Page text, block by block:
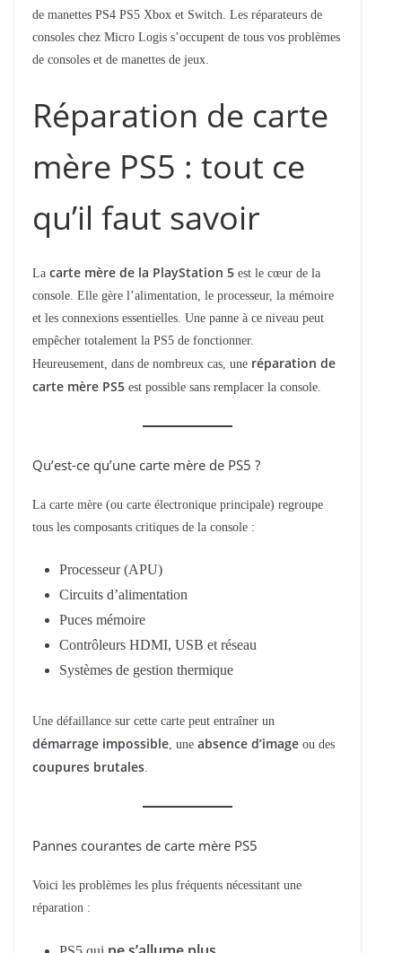
de manettes PS4 PS5 Xbox et Switch. Les réparateurs de
consoles chez Micro Logis s’occupent de tous vos problèmes
de consoles et de manettes de jeux.
Réparation de carte
mère PS5 : tout ce
qu’il faut savoir
La carte mère de la PlayStation 5 est le cœur de la
console. Elle gère l’alimentation, le processeur, la mémoire
et les connexions essentielles. Une panne à ce niveau peut
empêcher totalement la PS5 de fonctionner.
Heureusement, dans de nombreux cas, une réparation de
carte mère PS5 est possible sans remplacer la console.
Qu’est-ce qu’une carte mère de PS5 ?
La carte mère (ou carte électronique principale) regroupe
tous les composants critiques de la console :
Processeur (APU)
Circuits d’alimentation
Puces mémoire
Contrôleurs HDMI, USB et réseau
Systèmes de gestion thermique
Une défaillance sur cette carte peut entraîner un
démarrage impossible, une absence d’image ou des
coupures brutales.
Pannes courantes de carte mère PS5
Voici les problèmes les plus fréquents nécessitant une
réparation :